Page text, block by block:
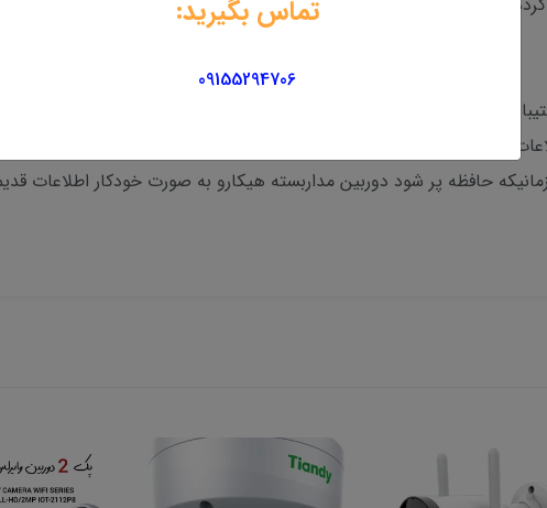
تماس بگیرید:
09155294706
دوربین مداربسته هیکارو با قابلیت پشتیبانی ازکارت حافظه 128گیگا بایتیدرگاه
حافظه پر شود دوربین مداربسته هیکارو به صورت خودکار اطلاعات